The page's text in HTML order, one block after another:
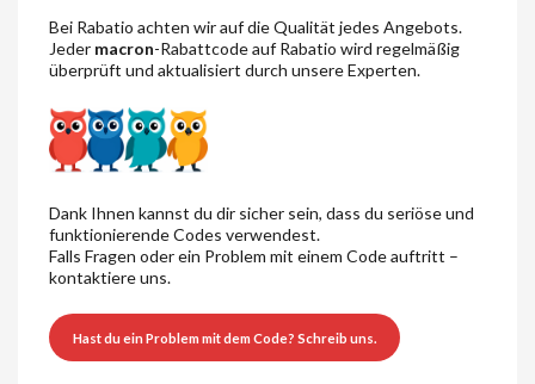
Bei Rabatio achten wir auf die Qualität jedes Angebots.
Jeder macron-Rabattcode auf Rabatio wird regelmäßig
überprüft und aktualisiert durch unsere Experten.
Dank Ihnen kannst du dir sicher sein, dass du seriöse und
funktionierende Codes verwendest.
Falls Fragen oder ein Problem mit einem Code auftritt –
kontaktiere uns.
Hast du ein Problem mit dem Code? Schreib uns.